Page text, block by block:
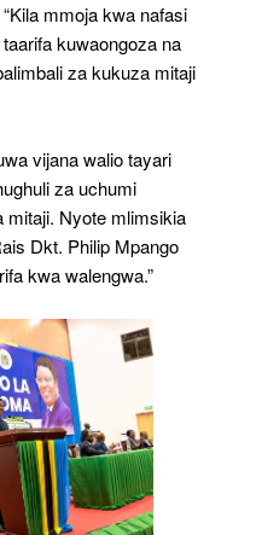
mmoja kwa nafasi
kuwaongoza na
za kukuza mitaji
vijana walio tayari
za uchumi
mitaji. Nyote mlimsikia
Dkt. Philip Mpango
kwa walengwa.”